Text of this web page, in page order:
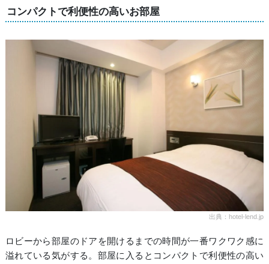
コンパクトで利便性の高いお部屋
出典：hotel-lend.jp
ロビーから部屋のドアを開けるまでの時間が一番ワクワク感に
溢れている気がする。部屋に入るとコンパクトで利便性の高い